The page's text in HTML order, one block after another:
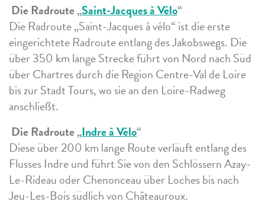
Die Radroute „Saint-Jacques à Vélo“
Die Radroute „Saint-Jacques à vélo“ ist die erste
eingerichtete Radroute entlang des Jakobswegs. Die
über 350 km lange Strecke führt von Nord nach Süd
über Chartres durch die Region Centre-Val de Loire
bis zur Stadt Tours, wo sie an den Loire-Radweg
anschließt.
Die Radroute „Indre à Vélo“
Diese über 200 km lange Route verläuft entlang des
Flusses Indre und führt Sie von den Schlössern Azay-
Le-Rideau oder Chenonceau über Loches bis nach
Jeu-Les-Bois südlich von Châteauroux.